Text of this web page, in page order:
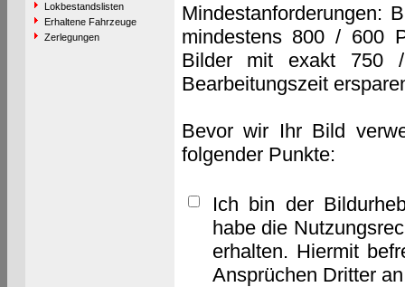
Lokbestandslisten
Erhaltene Fahrzeuge
Zerlegungen
Mindestanforderungen:
mindestens 800 / 600
Bilder mit exakt 750
Bearbeitungszeit
Bevor wir Ihr Bild
folgender Punkte:
Ich bin der
habe die
erhalten. Hiermit
Ansprüchen Dritter